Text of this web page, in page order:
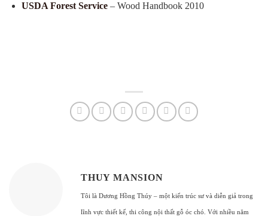
USDA Forest Service– Wood Handbook 2010
THUY MANSION
Tôi là Dương Hồng Thúy – một kiến trúc sư và diễn giả trong
lĩnh vực thiết kế, thi công nội thất gỗ óc chó. Với nhiều năm